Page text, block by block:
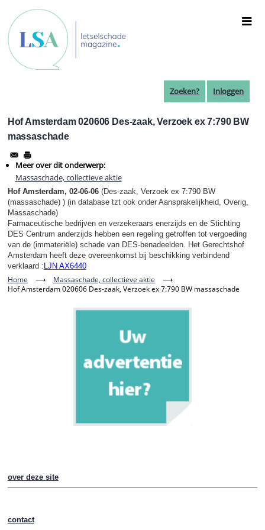
naar
de
inhoud
gaan
Zoeken? Inloggen
Hof Amsterdam 020606 Des-zaak, Verzoek ex 7:790 BW
massaschade
Meer over dit onderwerp:
Massaschade, collectieve aktie
Hof Amsterdam, 02-06-06 (Des-zaak, Verzoek ex 7:790 BW
(massaschade) ) (in database tzt ook onder Aansprakelijkheid, Overig,
Massaschade)
Farmaceutische bedrijven en verzekeraars enerzijds en de Stichting
DES Centrum anderzijds hebben een regeling getroffen tot vergoeding
van de (immateriële) schade van DES-benadeelden. Het Gerechtshof
Amsterdam heeft deze overeenkomst bij beschikking verbindend
verklaard:LJN AX6440
Home ⟶ Massaschade, collectieve aktie
⟶
Hof Amsterdam 020606 Des-zaak, Verzoek ex 7:790 BW massaschade
over deze site
contact